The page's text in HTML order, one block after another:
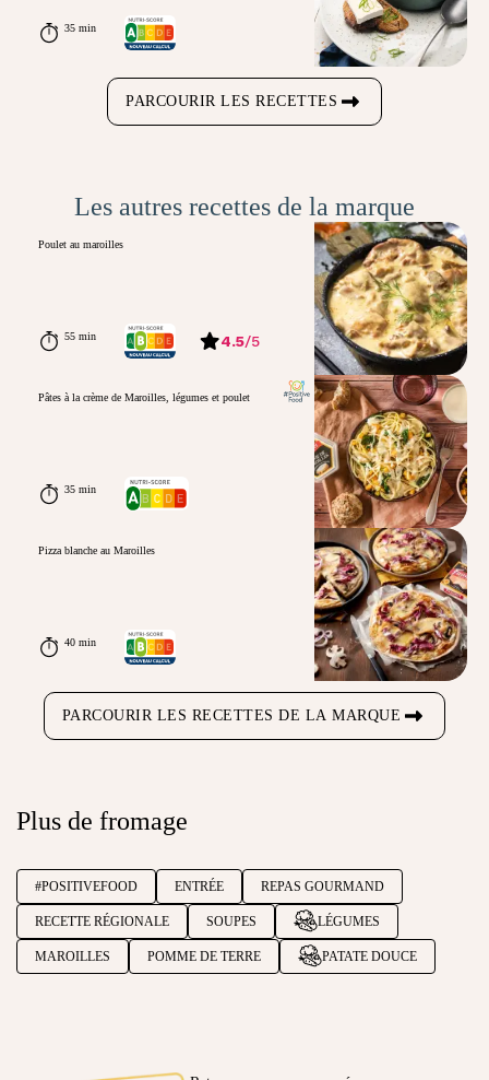
35 min
PARCOURIR LES RECETTES
Les autres recettes de la marque
Poulet au maroilles
55 min 4.5/5
Pâtes à la crème de Maroilles, légumes et poulet
35 min
Pizza blanche au Maroilles
40 min
PARCOURIR LES RECETTES DE LA MARQUE
Plus de fromage
#POSITIVEFOOD ENTRÉE REPAS GOURMAND
RECETTE RÉGIONALE SOUPES LÉGUMES
MAROILLES POMME DE TERRE PATATE DOUCE